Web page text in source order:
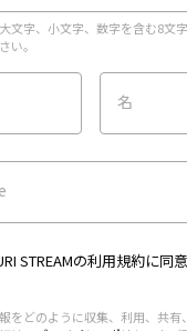
文字、小文字、数字を含む8文
い。
名
STREAMの利用規約に同
をどのように収集、利用、共有